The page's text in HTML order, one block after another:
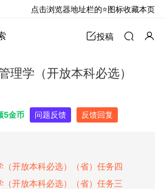
投稿
理学（开放本科必选）
5金币 问题反馈 反馈回复
开放本科必选）（省）任务四
开放本科必选）（省）任务三
点击浏览器地址栏的⭐图标收藏本页